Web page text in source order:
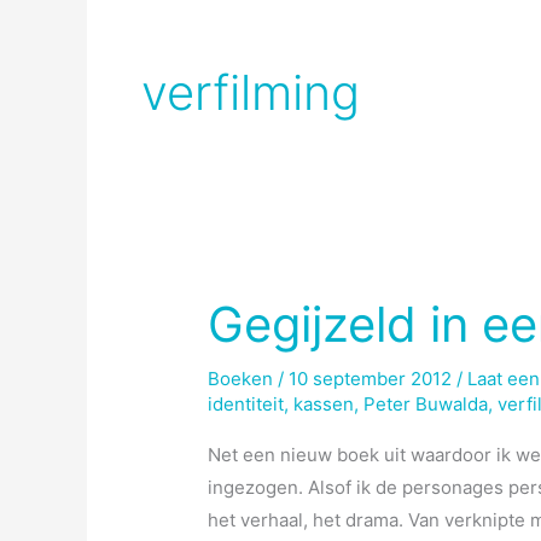
verfilming
Gegijzeld in
Boeken / 10 september 2012/ Laat
identiteit, kassen, Peter Buwalda,
Net een nieuw boek uit waardoor ik
ingezogen. Alsof ik de personages
het verhaal, het drama. Van verknipte